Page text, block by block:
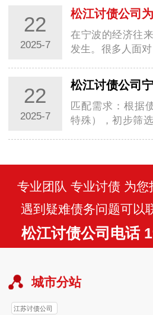
难重重。…
22
2025-7
在宁波的经济往
发生。很多人面
公司…
22
2025-7
匹配需求：根据
特殊），初步筛
专业团队 专业讨债 为
遇到疑难债务问题可以
松江讨债公司电话
城市分站
江苏讨债公司